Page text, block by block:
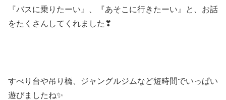
『バスに乗りたーい』、『あそこに行きたーい』と、お話
をたくさんしてくれました❣
すべり台や吊り橋、ジャングルジムなど短時間でいっぱい
遊びましたね✨